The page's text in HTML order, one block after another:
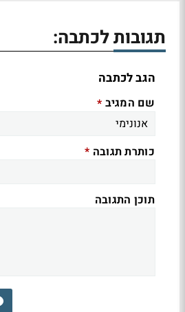
תגובות לכתבה:
הגב לכתבה
שם המגיב *
כותרת תגובה *
תוכן התגובה